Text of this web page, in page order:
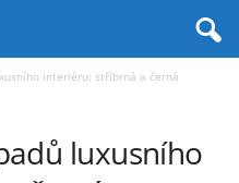
interiéru: stříbrná a černá
luxusního